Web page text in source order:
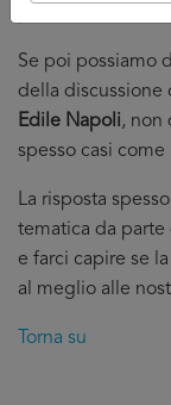
Se poi possiamo
della discussione
Edile Napoli, non
spesso casi
La risposta
tematica da parte
e farci capire se
al meglio alle
Torna su